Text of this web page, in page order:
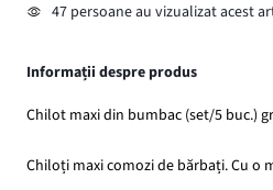
47 persoane au vizualizat acest
Informații despre produs
Chilot maxi din bumbac (set/5 buc.)
Chiloți maxi comozi de bărbați. Cu o